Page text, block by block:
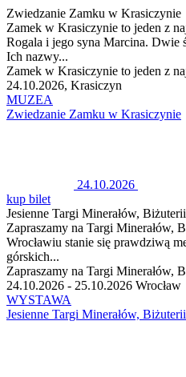
Zwiedzanie Zamku w Krasiczynie
Zamek w Krasiczynie to jeden z
Rogala i jego syna Marcina. Dwie
Ich nazwy...
Zamek w Krasiczynie to jeden z
24.10.2026, Krasiczyn
MUZEA
Zwiedzanie Zamku w Krasiczynie
24.10.2026
kup bilet
Jesienne Targi Minerałów,
Zapraszamy na Targi Minerałów,
Wrocławiu stanie się prawdziwą
górskich...
Zapraszamy na Targi Minerałów,
24.10.2026 - 25.10.2026 Wrocław
WYSTAWA
Jesienne Targi Minerałów,